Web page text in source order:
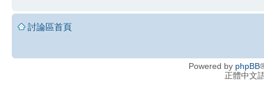
討論區首頁
Powered by phpBB
正體中文